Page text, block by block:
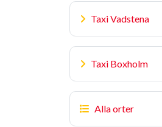
Taxi Vadstena
Taxi Boxholm
Alla orter